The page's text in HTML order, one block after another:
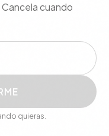
cuando
quieras.